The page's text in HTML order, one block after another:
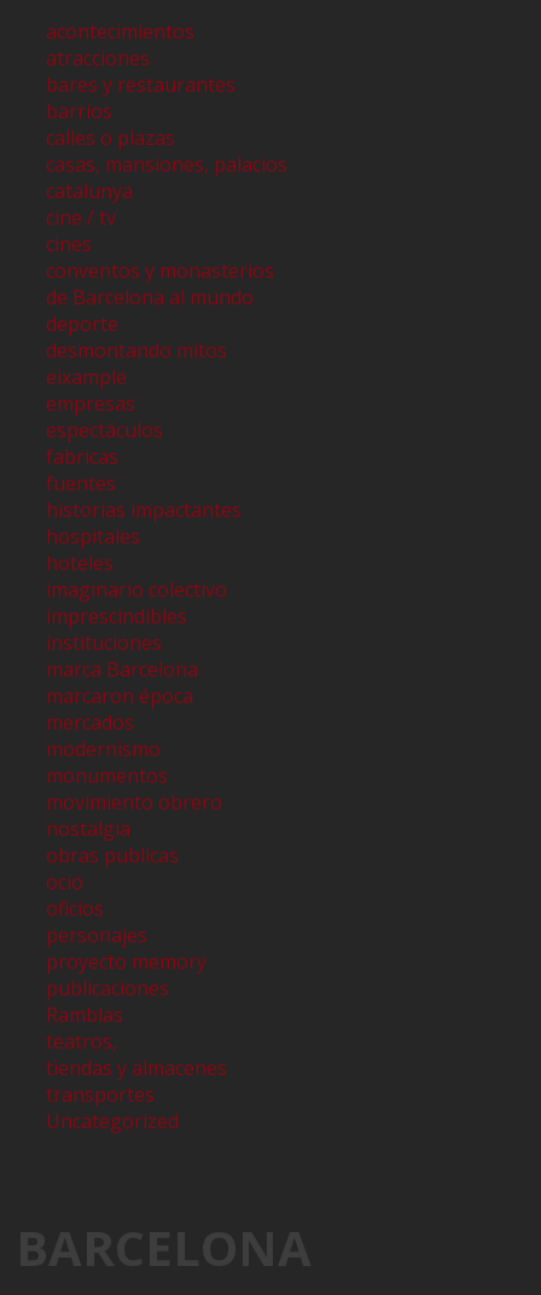
acontecimientos
atracciones
bares y restaurantes
barrios
calles o plazas
casas, mansiones, palacios
catalunya
cine / tv
cines
conventos y monasterios
de Barcelona al mundo
deporte
desmontando mitos
eixample
empresas
espectáculos
fabricas
fuentes
historias impactantes
hospitales
hoteles
imaginario colectivo
imprescindibles
instituciones
marca Barcelona
marcaron época
mercados
modernismo
monumentos
movimiento obrero
nostalgia
obras publicas
ocio
oficios
personajes
proyecto memory
publicaciones
Ramblas
teatros,
tiendas y almacenes
transportes
Uncategorized
BARCELONA